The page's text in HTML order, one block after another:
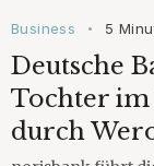
Business • 5
Deutsche
Tochter
durch